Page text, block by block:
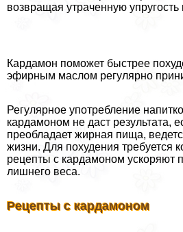
возвращая утраченную упругость
Кардамон поможет быстрее
эфирным маслом регулярно
Регулярное употрeбление
кардамоном не даст результата,
преобладает жирная пища,
жизни. Для похудения требуется
рецепты с кардамоном ускоряют
лишнего веса.
Рецепты с кардамоном